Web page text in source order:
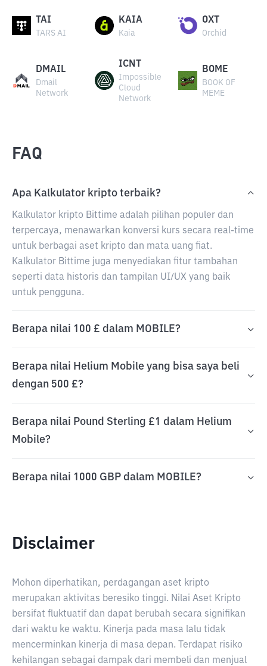
TAI
TARS AI
KAIA
Kaia
OXT
Orchid
DMAIL
Dmail
Network
ICNT
Impossible
Cloud
Network
BOME
BOOK OF
MEME
FAQ
Apa Kalkulator kripto terbaik?
Kalkulator kripto Bittime adalah pilihan populer dan
terpercaya, menawarkan konversi kurs secara real-time
untuk berbagai aset kripto dan mata uang fiat.
Kalkulator Bittime juga menyediakan fitur tambahan
seperti data historis dan tampilan UI/UX yang baik
untuk pengguna.
Berapa nilai 100 £ dalam MOBILE?
Berapa nilai Helium Mobile yang bisa saya beli
dengan 500 £?
Berapa nilai Pound Sterling £1 dalam Helium
Mobile?
Berapa nilai 1000 GBP dalam MOBILE?
Disclaimer
Mohon diperhatikan, perdagangan aset kripto
merupakan aktivitas beresiko tinggi. Nilai Aset Kripto
bersifat fluktuatif dan dapat berubah secara signifikan
dari waktu ke waktu. Kinerja pada masa lalu tidak
mencerminkan kinerja di masa depan. Terdapat risiko
kehilangan sebagai dampak dari membeli dan menjual